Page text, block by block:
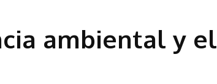
ambiental y el